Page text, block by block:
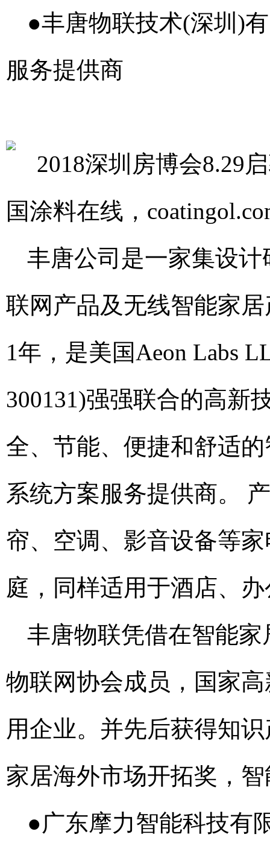
●丰唐物联技术(深圳)
服务提供商
丰唐公司是一家集设
联网产品及无线智能家
1年，是美国Aeon Labs
300131)强强联合的高新
全、节能、便捷和舒适
系统方案服务提供商。
帘、空调、影音设备等
庭，同样适用于酒店、
丰唐物联凭借在智能
物联网协会成员，国家
用企业。并先后获得知
家居海外市场开拓奖，
●广东摩力智能科技